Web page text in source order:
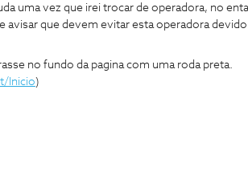
uma vez que irei trocar de operadora, no
que devem evitar esta operadora devido
no fundo da pagina com uma roda preta.
Inicio)